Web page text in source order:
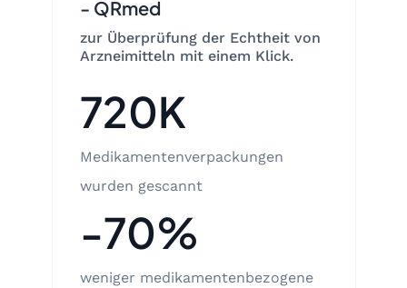
- QRmed
zur Überprüfung der Echtheit von
Arzneimitteln mit einem Klick.
720K
Medikamentenverpackungen
wurden gescannt
-70%
weniger medikamentenbezogene